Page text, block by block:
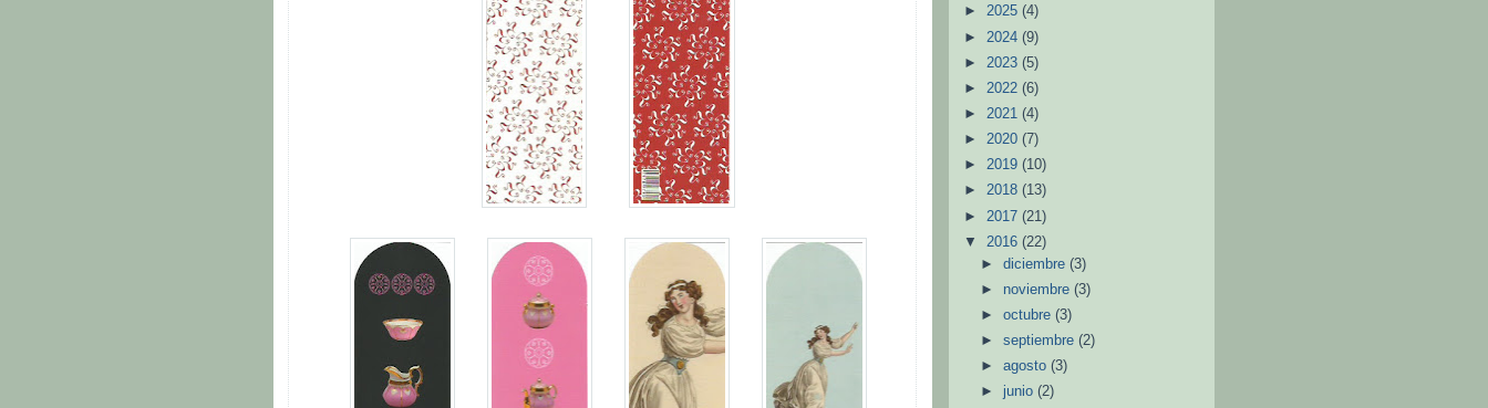
► 2025 (4)
► 2024 (9)
► 2023 (5)
► 2022 (6)
► 2021 (4)
► 2020 (7)
► 2019 (10)
► 2018 (13)
► 2017 (21)
▼ 2016 (22)
►diciembre(3)
► noviembre(3)
►octubre(3)
►septiembre(2)
►agosto(3)
► junio(2)